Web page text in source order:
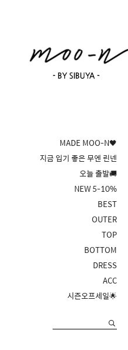
MADE MOO-N🖤
지금 입기 좋은 무엔 린넨
오늘 출발🚚
NEW 5-10%
BEST
OUTER
TOP
BOTTOM
DRESS
ACC
시즌오프세일🌟